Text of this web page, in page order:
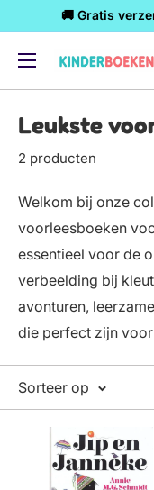
inhoud
🚚 Gratis
Leukste
2 producten
Welkom bij onze
voorleesboeken
essentieel voor de
verbeelding bij
avonturen,
die perfect zijn
Sorteer op